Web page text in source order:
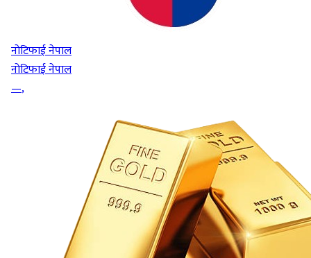
नोटिफाई नेपाल
नोटिफाई नेपाल
—,